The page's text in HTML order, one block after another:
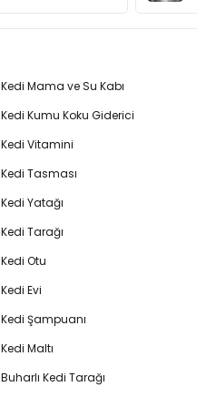
Kedi Mama ve Su Kabı
Kedi Kumu Koku Giderici
Kedi Vitamini
Kedi Tasması
Kedi Yatağı
Kedi Tarağı
Kedi Otu
Kedi Evi
Kedi Şampuanı
Kedi Maltı
Buharlı Kedi Tarağı